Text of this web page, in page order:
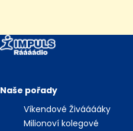
Naše pořady
Víkendové Živááááky
Milionoví kolegové